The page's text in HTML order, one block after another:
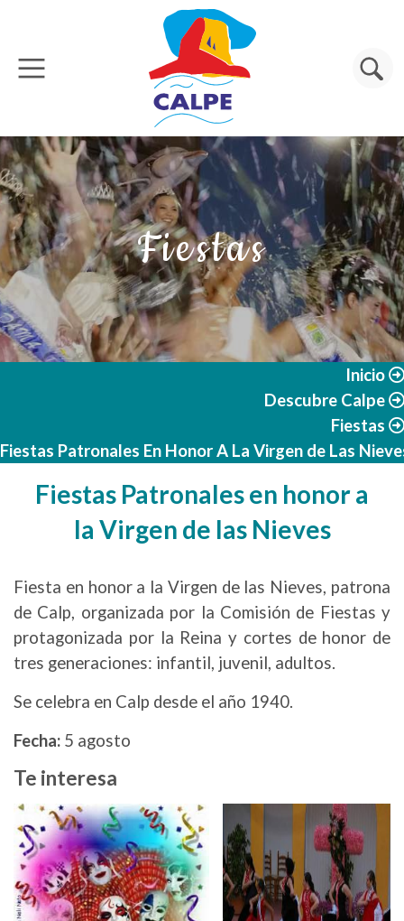
Pasar al contenido principal
Buscar
Fiestas
Inicio
Descubre Calpe
Fiestas
Fiestas Patronales En Honor A La Virgen de Las
Fiestas Patronales en honor a
la Virgen de las Nieves
Fiesta en honor a la Virgen de las Nieves, patrona
de Calp, organizada por la Comisión de Fiestas y
protagonizada por la Reina y cortes de honor de
tres generaciones: infantil, juvenil, adultos.
Se celebra en Calp desde el año 1940.
Fecha: 5 agosto
Te interesa